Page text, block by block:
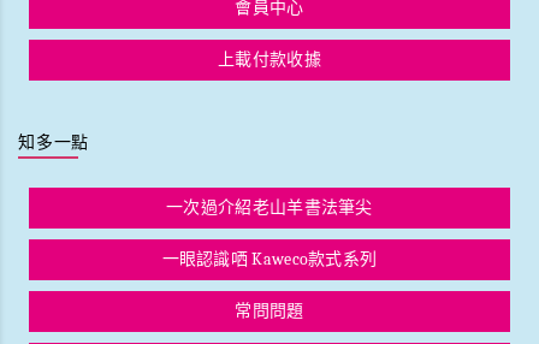
會員中心
上載付款收據
知多一點
一次過介紹老山羊書法筆尖
一眼認識哂 Kaweco款式系列
常問問題